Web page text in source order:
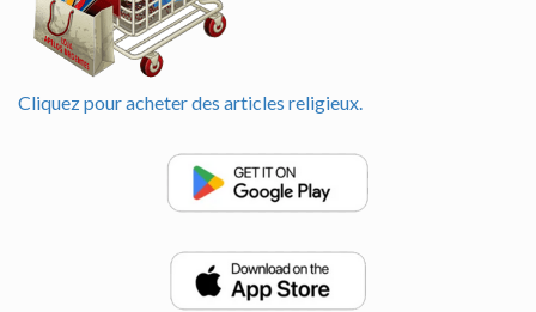
Cliquez pour acheter des articles religieux.